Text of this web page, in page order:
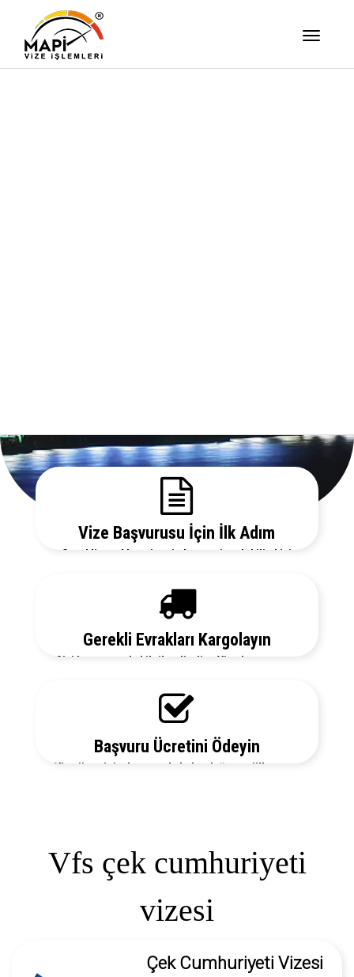
Vize Başvurusu İçin İlk Adım
Gerekli evrakları sitemizden temin edebilir, bizi
Gerekli Evrakları Kargolayın
Sizi her aşamada bilgilendirelim. Vize başvurunuz
Başvuru Ücretini Ödeyin
Vize ücretiniz, başvuruda bulunduğunuz ülkeye ve
Vfs çek cumhuriyeti
vizesi
Çek Cumhuriyeti Vizesi